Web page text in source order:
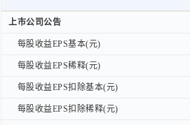
上市公司公告
每股收益EPS基本(元)
每股收益EPS稀释(元)
每股收益EPS扣除基本(元)
每股收益EPS扣除稀释(元)
上市公司公告
每股收益EPS基本(元)
每股收益EPS稀释(元)
每股收益EPS扣除基本(元)
每股收益EPS扣除稀释(元)